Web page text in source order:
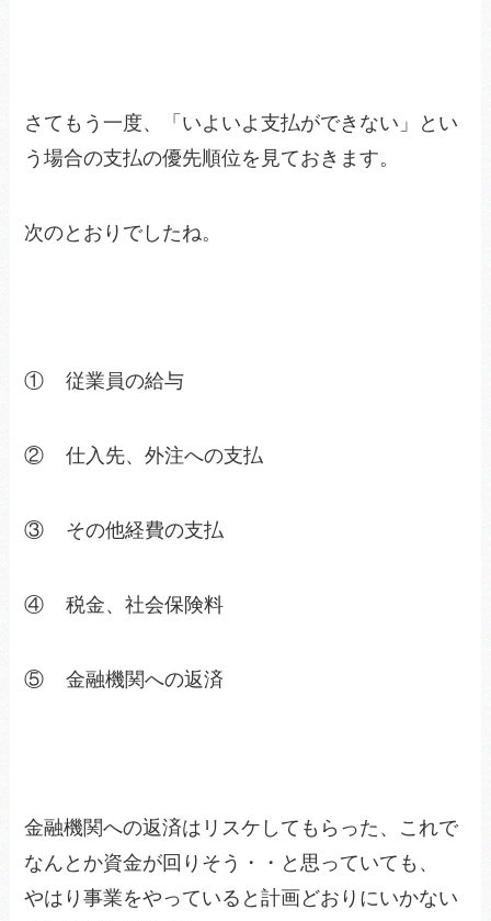
さてもう一度、「いよいよ支払ができない」とい
う場合の支払の優先順位を見ておきます。
次のとおりでしたね。
① 従業員の給与
② 仕入先、外注への支払
③ その他経費の支払
④ 税金、社会保険料
⑤ 金融機関への返済
金融機関への返済はリスケしてもらった、これで
なんとか資金が回りそう・・と思っていても、
やはり事業をやっていると計画どおりにいかない